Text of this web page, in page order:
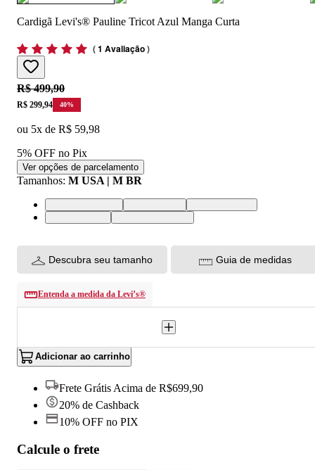
Cardigã Levi's® Pauline Tricot Azul Manga Curta
(1 Avaliação)
Original price:
R$ 499,90
Price:
R$ 299,94 40%
ou 5x de R$ 59,98
5% OFF no Pix
Ver opções de parcelamento
Tamanhos: M USA | M BR
XS USA | PP BRS USA | P BRM USA | M BR
L USA | G BRXL USA | GG BR
Descubra seu tamanho Guia de medidas
Entenda a medida da Levi’s®
Adicionar ao carrinho
Frete Grátis Acima de R$699,90
20% de Cashback
10% OFF no PIX
Calcule o frete